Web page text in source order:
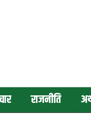
राजनीति